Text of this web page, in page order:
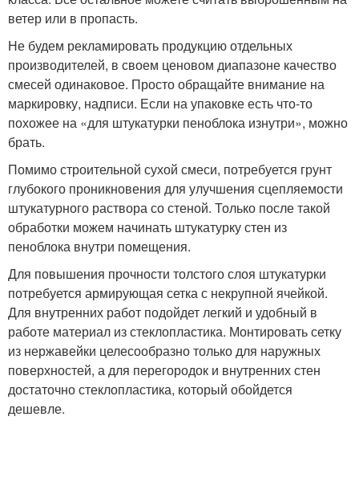
ветер или в пропасть.
Не будем рекламировать продукцию отдельных
производителей, в своем ценовом диапазоне качество
смесей одинаковое. Просто обращайте внимание на
маркировку, надписи. Если на упаковке есть что-то
похожее на «для штукатурки пеноблока изнутри», можно
брать.
Помимо строительной сухой смеси, потребуется грунт
глубокого проникновения для улучшения сцепляемости
штукатурного раствора со стеной. Только после такой
обработки можем начинать штукатурку стен из
пеноблока внутри помещения.
Для повышения прочности толстого слоя штукатурки
потребуется армирующая сетка с некрупной ячейкой.
Для внутренних работ подойдет легкий и удобный в
работе материал из стеклопластика. Монтировать сетку
из нержавейки целесообразно только для наружных
поверхностей, а для перегородок и внутренних стен
достаточно стеклопластика, который обойдется
дешевле.